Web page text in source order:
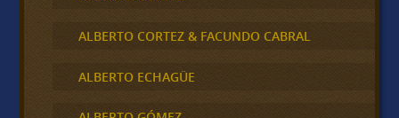
ALBERTO CORTEZ & FACUNDO CABRAL
ALBERTO ECHAGÜE